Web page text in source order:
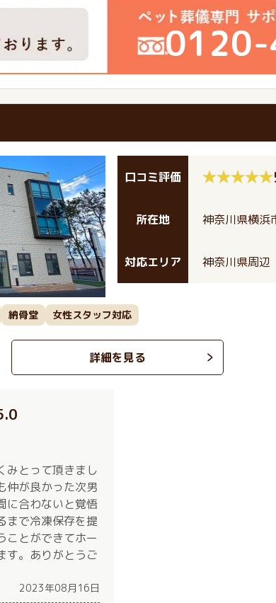
口コミ評価
所在地 神奈川県横
対応エリア 神奈川県周辺
納骨堂 女性スタッフ対応
詳細を見る
みとって頂きまし
仲が良かった次男
に合わないと覚悟
まで冷凍保存を提
ことができてホー
す。ありがとうご
2023年08月16日